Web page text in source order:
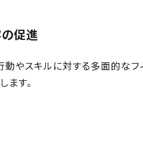
促進
やスキルに対する多面的なフ
す。